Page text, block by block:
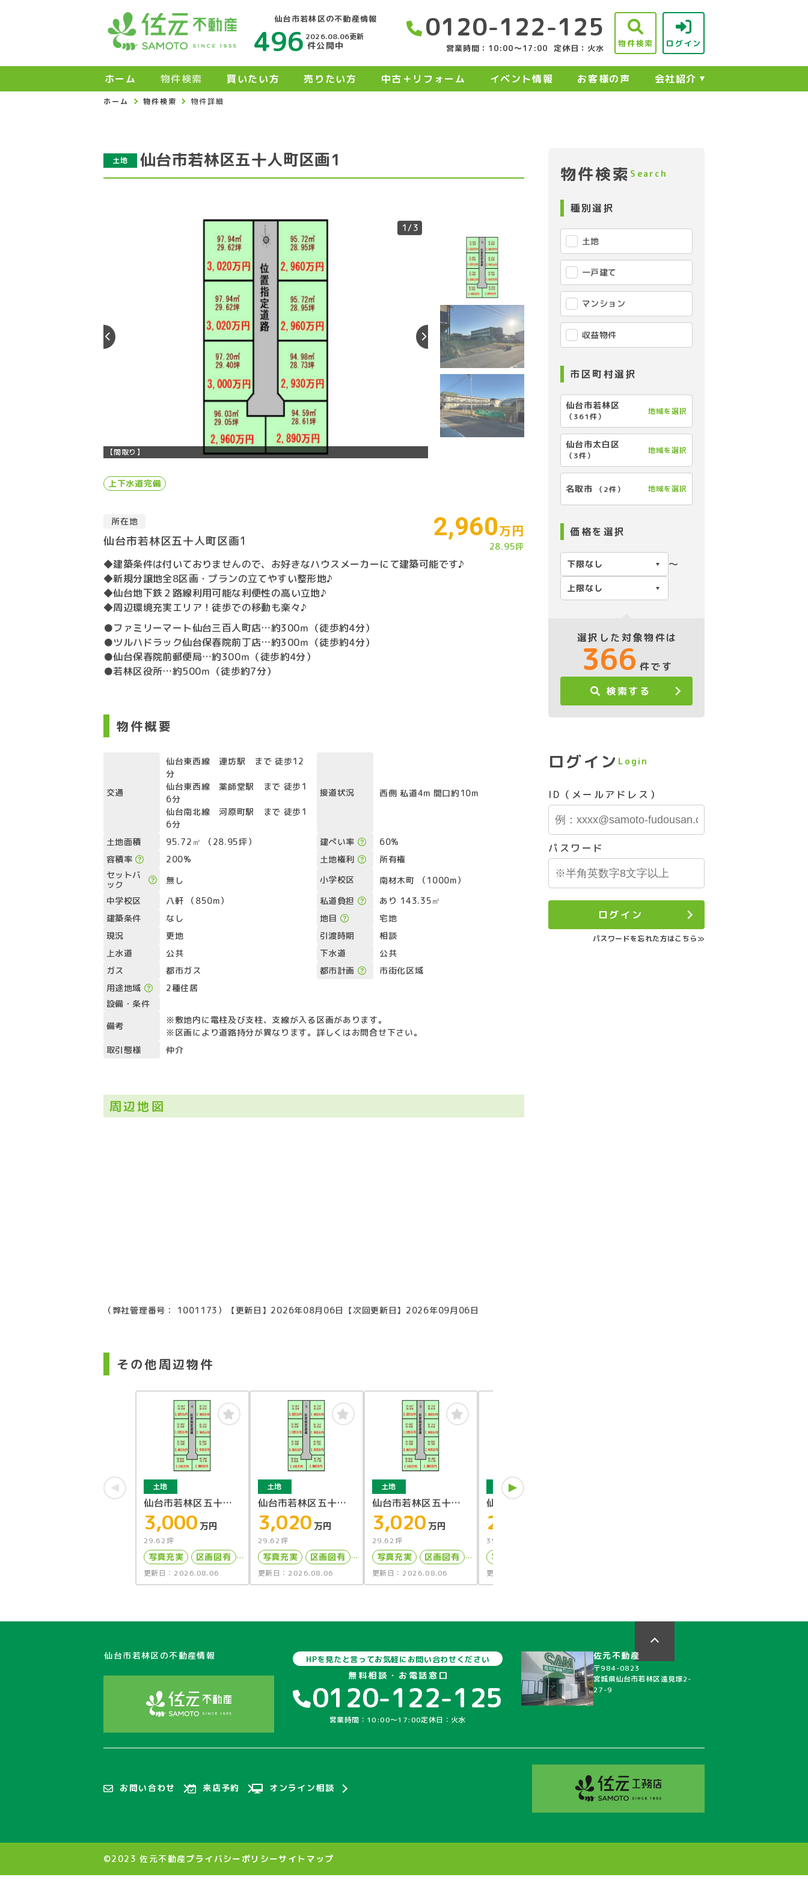
仙台市若林区の不動産情報
496 件公開中
2026.08.06更新 0120-122-125
営業時間：10:00〜17:00 定休日：火水 物件検索 ログイン
ホーム 物件検索 買いたい方 売りたい方 中古＋リフォーム イベント情報 お客様の声 会社紹介
ホーム 物件検索 物件詳細
土地 仙台市若林区五十人町区画1
1/3
【間取り】
上下水道完備
所在地
仙台市若林区五十人町区画1 2,960万円
28.95坪
◆建築条件は付いておりませんので、お好きなハウスメーカーにて建築可能です♪
◆新規分譲地全8区画・プランの立てやすい整形地♪
◆仙台地下鉄２路線利用可能な利便性の高い立地♪
◆周辺環境充実エリア！徒歩での移動も楽々♪
●ファミリーマート仙台三百人町店…約300ｍ（徒歩約4分）
●ツルハドラック仙台保春院前丁店…約300ｍ（徒歩約4分）
●仙台保春院前郵便局…約300ｍ（徒歩約4分）
●若林区役所…約500ｍ（徒歩約7分）
物件概要
交通
仙台東西線 連坊駅 まで 徒歩12
分
仙台東西線 薬師堂駅 まで 徒歩1
6分
仙台南北線 河原町駅 まで 徒歩1
6分
接道状況 西側 私道4m 間口約10m
土地面積 95.72㎡ （28.95坪） 建ぺい率
60%
容積率
200% 土地権利
所有権
セットバ
ック
無し 小学校区
南材木町 （1000m）
中学校区
八軒 （850m） 私道負担
あり 143.35㎡
建築条件
なし 地目
宅地
現況
更地 引渡時期
相談
上水道
公共 下水道
公共
ガス
都市ガス 都市計画
市街化区域
用途地域
2種住居
設備・条件
備考
※敷地内に電柱及び支柱、支線が入る区画があります。
※区画により道路持分が異なります。詳しくはお問合せ下さい。
取引態様
仲介
周辺地図
（弊社管理番号： 1001173） 【更新日】2026年08月06日 【次回更新日】2026年09月06日
その他周辺物件
土地
仙台市若林区五十人
町区画6
3,000 万円
29.62坪
写真充実
区画図有
上下水道完備
更新日：2026.08.06
土地
仙台市若林区五十人
町区画7
3,020 万円
29.62坪
写真充実
区画図有
上下水道完備
更新日：2026.08.06
土地
仙台市若林区五十人
町区画8
3,020 万円
29.62坪
写真充実
区画図有
上下水道完備
更新日：2026.08.06
土地
仙台市若林区五十人
町区画4
2,890
35.33坪
写真充実
上下水道完備
更新日：2026.08.06
Search
物件検索
種別選択
土地
一戸建て
マンション
収益物件
市区町村選択
仙台市若林区
（ 361件）
地域を選択
仙台市太白区
（ 3件）
地域を選択
名取市 （ 2件） 地域を選択
価格を選択
〜
選択した対象物件は
366 件です
検索する
Login
ログイン
ID（メールアドレス）
パスワード
ログイン
パスワードを忘れた方はこちら≫
仙台市若林区の不動産情報 HPを見たと言ってお気軽にお問い合わせください
無料相談・お電話窓口
0120-122-125
営業時間：10:00〜17:00定休日：火水
佐元不動産
〒984-0823
宮城県仙台市若林区遠見塚2-
27-9
お問い合わせ 来店予約 オンライン相談
プライバシーポリシーサイトマップ
©2023 佐元不動産